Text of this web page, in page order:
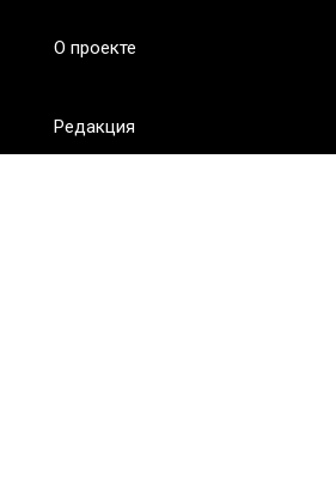
О проекте
Редакция